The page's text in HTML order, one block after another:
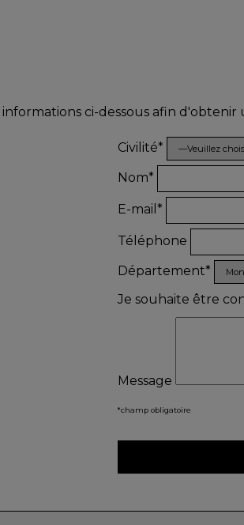
informations ci-dessous afin
Civilité*
Nom*
E-mail*
Téléphone
Département*
Je souhaite être
Message
*champ obligatoire